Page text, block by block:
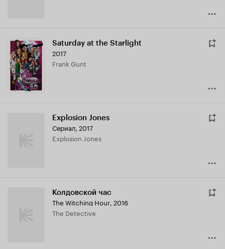
Saturday at the Starlight
2017
Frank Gunt
Explosion Jones
Сериал, 2017
Explosion Jones
Колдовской час
The Witching Hour, 2016
The Detective